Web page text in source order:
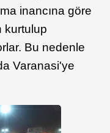
inancına göre
kurtulup
Bu nedenle
Varanasi'ye